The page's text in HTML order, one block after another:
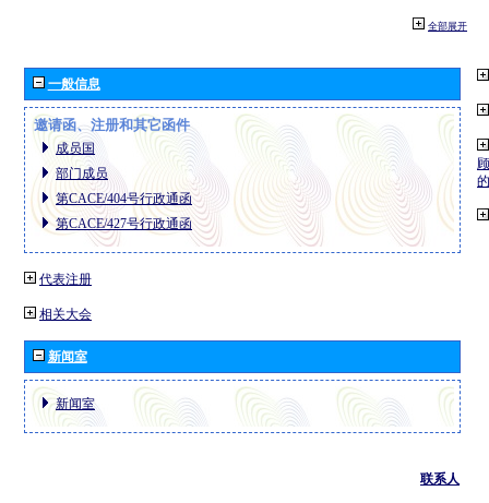
全部展开
一般信息
邀请函、注册和其它函件
成员国
部门成员
第CACE/404号行政通函
第CACE/427号行政通函
代表注册
相关大会
新闻室
新闻室
联系人